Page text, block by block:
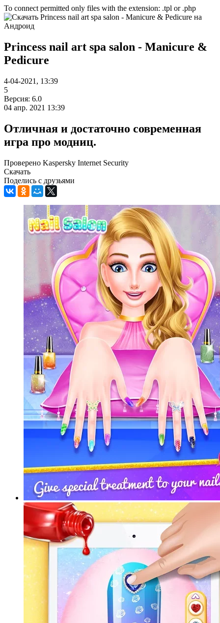
To connect permitted only files with the extension: .tpl or .php
Princess nail art spa salon - Manicure &
Pedicure
4-04-2021, 13:39
5
Версия: 6.0
04 апр. 2021 13:39
Отличная и достаточно современная
игра про модниц.
Проверено Kaspersky Internet Security
Скачать
Поделись с друзьями